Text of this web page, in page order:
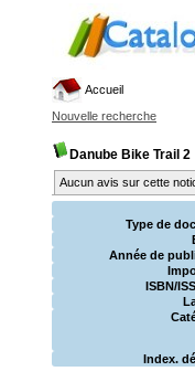
Accueil
Nouvelle recherche
Danube Bike Trail 2
Aucun avis sur cette
Type de
Année de
ISBN/
Index.